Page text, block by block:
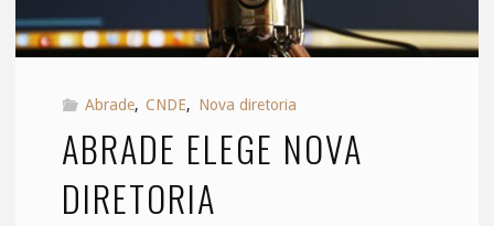
Abrade, CNDE, Nova diretoria
ABRADE ELEGE NOVA
DIRETORIA